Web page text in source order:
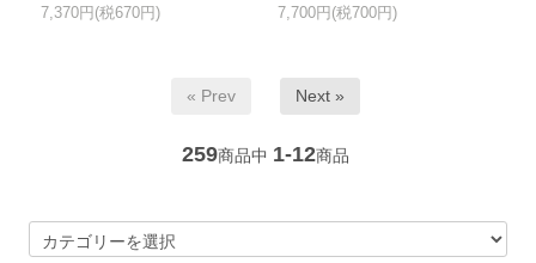
7,370円(税670円)
7,700円(税700円)
« Prev Next »
259商品中 1-12商品